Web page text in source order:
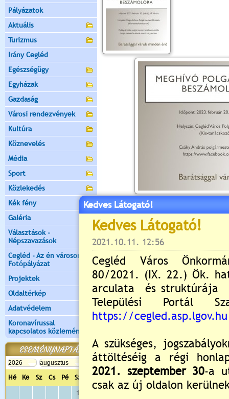
Pályázatok
Aktuális
Turizmus
Irány Cegléd
Egészségügy
Egyházak
Gazdaság
Városi rendezvények
Kultúra
Köznevelés
Média
Sport
Közlekedés
Kék fény
Galéria
Választások -
Népszavazások
Cegléd - Az én városom -
Fotópályázat
Projektek
Oldaltérkép
Adatvédelem
Koronavírussal
kapcsolatos közlemények
ESEMÉNYNAPTÁR
Hé Ke Sz Cs Pé Sz
Va
1
Értékelés:
Még nincsenek hozzászólások
Új hozzászólás:
Kérjük jelentkezzen be,
Kedves Látogató!